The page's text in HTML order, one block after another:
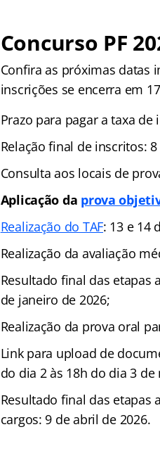
Concurso PF
Confira as próximas datas
inscrições se encerra em
Prazo para pagar a taxa
Relação final de inscritos:
Consulta aos locais de
Aplicação da prova
Realização do TAF: 13 e 14
Realização da avaliação
Resultado final das etapas
de janeiro de 2026;
Realização da prova oral
Link para upload de
do dia 2 às 18h do dia 3 de
Resultado final das etapas
cargos: 9 de abril de 2026.